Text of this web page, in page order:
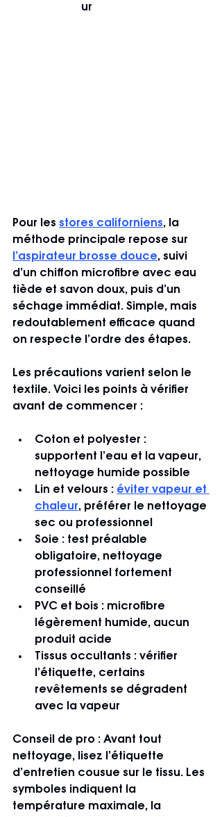
ur
Pour les stores californiens, la
méthode principale repose sur
l’aspirateur brosse douce, suivi
d’un chiffon microfibre avec eau
tiède et savon doux, puis d’un
séchage immédiat. Simple, mais
redoutablement efficace quand
on respecte l’ordre des étapes.
Les précautions varient selon le
textile. Voici les points à vérifier
avant de commencer :
Coton et polyester :
supportent l’eau et la vapeur,
nettoyage humide possible
Lin et velours : éviter vapeur et
chaleur, préférer le nettoyage
sec ou professionnel
Soie : test préalable
obligatoire, nettoyage
professionnel fortement
conseillé
PVC et bois : microfibre
légèrement humide, aucun
produit acide
Tissus occultants : vérifier
l’étiquette, certains
revêtements se dégradent
avec la vapeur
Conseil de pro : Avant tout
nettoyage, lisez l’étiquette
d’entretien cousue sur le tissu. Les
symboles indiquent la
température maximale, la